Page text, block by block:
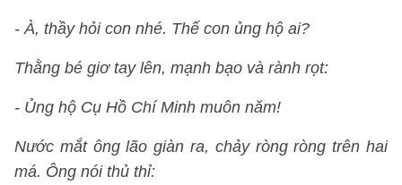
- À, thầy hỏi con nhé. Thế con ủng hộ ai?
Thằng bé giơ tay lên, mạnh bạo và rành rọt:
- Ủng hộ Cụ Hồ Chí Minh muôn năm!
Nước mắt ông lão giàn ra, chảy ròng ròng trên hai
má. Ông nói thủ thỉ: